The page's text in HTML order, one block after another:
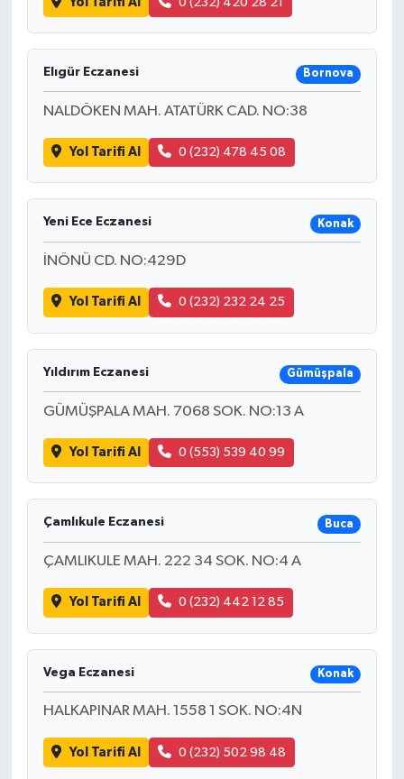
Elıgür Eczanesi Bornova
NALDÖKEN MAH. ATATÜRK CAD. NO:38
Yol Tarifi Al 0 (232) 478 45 08
Yeni Ece Eczanesi Konak
İNÖNÜ CD. NO:429D
Yol Tarifi Al 0 (232) 232 24 25
Yıldırım Eczanesi Gümüşpala
GÜMÜŞPALA MAH. 7068 SOK. NO:13 A
Yol Tarifi Al 0 (553) 539 40 99
Çamlıkule Eczanesi Buca
ÇAMLIKULE MAH. 222 34 SOK. NO:4 A
Yol Tarifi Al 0 (232) 442 12 85
Vega Eczanesi Konak
HALKAPINAR MAH. 1558 1 SOK. NO:4N
Yol Tarifi Al 0 (232) 502 98 48